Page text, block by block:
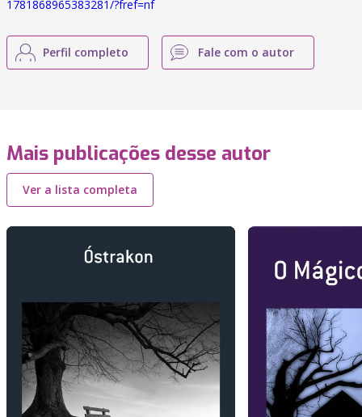
1781868965383281/?fref=nf
Perfil completo Fale com o autor
Mais publicações desse autor
Ver a lista completa